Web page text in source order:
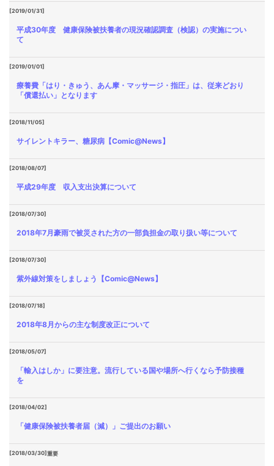
[2019/01/31]
平成30年度 健康保険被扶養者の現況確認調査（検認）の実施につい
て
[2019/01/01]
療養費「はり・きゅう、あん摩・マッサージ・指圧」は、従来どおり
「償還払い」となります
[2018/11/05]
サイレントキラー、糖尿病【Comic@News】
[2018/08/07]
平成29年度 収入支出決算について
[2018/07/30]
2018年7月豪雨で被災された方の一部負担金の取り扱い等について
[2018/07/30]
紫外線対策をしましょう【Comic@News】
[2018/07/18]
2018年8月からの主な制度改正について
[2018/05/07]
「輸入はしか」に要注意。流行している国や場所へ行くなら予防接種
を
[2018/04/02]
「健康保険被扶養者届（減）」ご提出のお願い
[2018/03/30]重要